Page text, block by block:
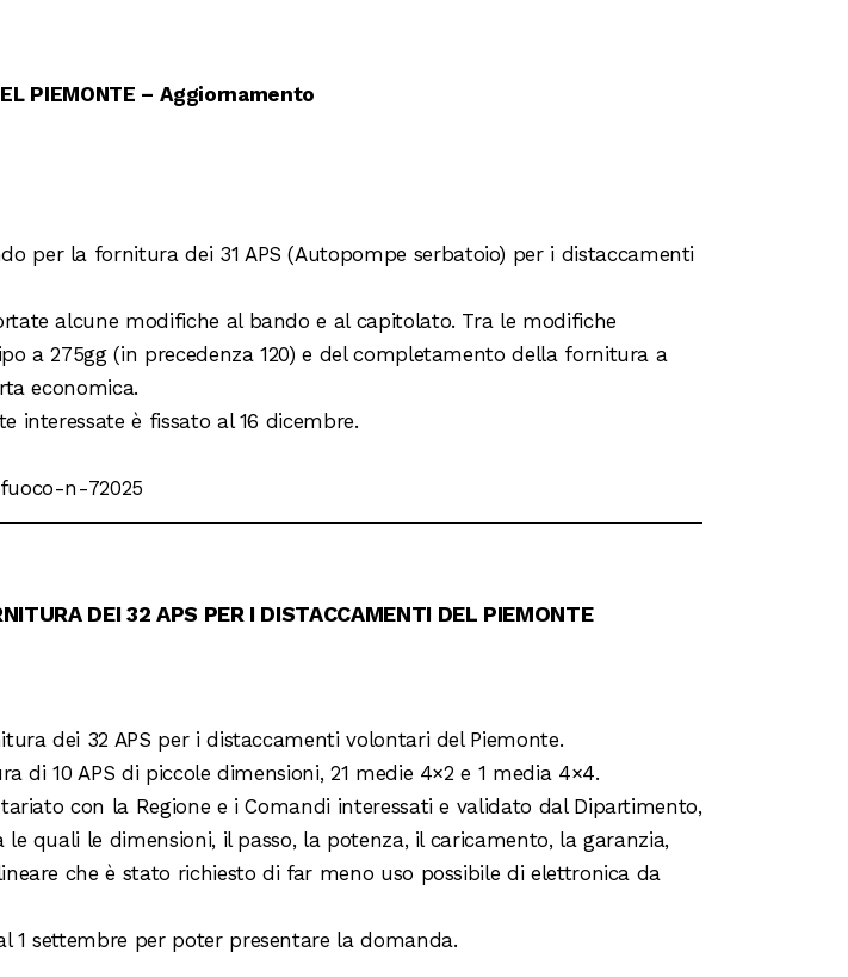
PIEMONTE – Aggiornamento
per la fornitura dei 31 APS (Autopompe serbatoio) per i distaccamenti
alcune modifiche al bando e al capitolato. Tra le modifiche
a 275gg (in precedenza 120) e del completamento della fornitura a
economica.
interessate è fissato al 16 dicembre.
n-72025
DEI 32 APS PER I DISTACCAMENTI DEL PIEMONTE
dei 32 APS per i distaccamenti volontari del Piemonte.
di 10 APS di piccole dimensioni, 21 medie 4×2 e 1 media 4×4.
con la Regione e i Comandi interessati e validato dal Dipartimento,
quali le dimensioni, il passo, la potenza, il caricamento, la garanzia,
che è stato richiesto di far meno uso possibile di elettronica da
1 settembre per poter presentare la domanda.